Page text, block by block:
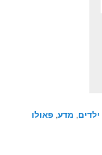
ילדים, מדע,פאולו